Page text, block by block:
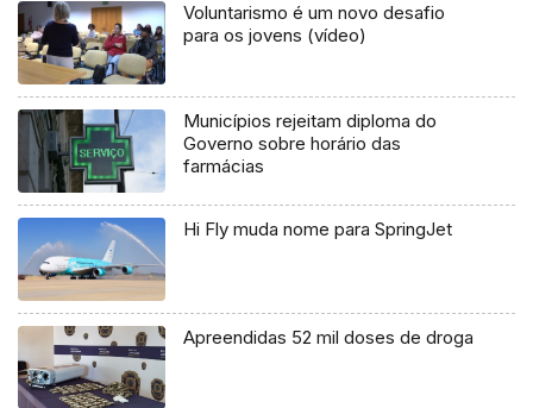
Voluntarismo é um novo desafio
para os jovens (vídeo)
Municípios rejeitam diploma do
Governo sobre horário das
farmácias
Hi Fly muda nome para SpringJet
Apreendidas 52 mil doses de droga